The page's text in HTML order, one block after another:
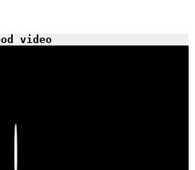
video